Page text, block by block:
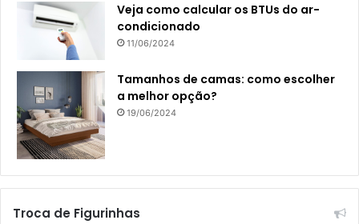
Veja como calcular os BTUs do ar-
condicionado
11/06/2024
Tamanhos de camas: como escolher
a melhor opção?
19/06/2024
Troca de Figurinhas